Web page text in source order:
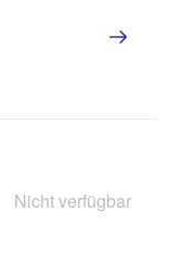
Nicht verfügbar